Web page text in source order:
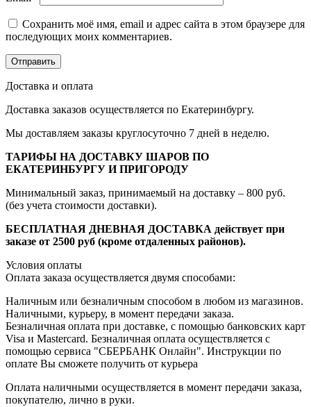
Сохранить моё имя, email и адрес сайта в этом браузере для
последующих моих комментариев.
Доставка и оплата
Доставка заказов осуществляется по Екатеринбургу.
Мы доставляем заказы круглосуточно 7 дней в неделю.
ТАРИФЫ НА ДОСТАВКУ ШАРОВ ПО
ЕКАТЕРИНБУРГУ И ПРИГОРОДУ
Минимальный заказ, принимаемый на доставку – 800 руб.
(без учета стоимости доставки).
БЕСПЛАТНАЯ ДНЕВНАЯ ДОСТАВКА действует при
заказе от 2500 руб (кроме отдаленных районов).
Условия оплаты
Оплата заказа осуществляется двумя способами:
Наличным или безналичным способом в любом из магазинов.
Наличными, курьеру, в момент передачи заказа.
Безналичная оплата при доставке, с помощью банковских карт
Visa и Mastercard. Безналичная оплата осуществляется с
помощью сервиса "СБЕРБАНК Онлайн". Инструкции по
оплате Вы сможете получить от курьера
Оплата наличными осуществляется в момент передачи заказа,
покупателю, лично в руки.